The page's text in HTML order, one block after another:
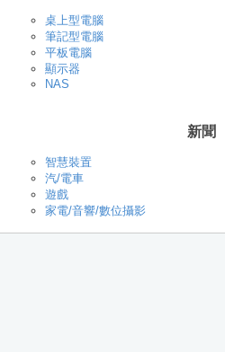
桌上型電腦
筆記型電腦
平板電腦
顯示器
NAS
新聞
智慧裝置
汽/電車
遊戲
家電/音響/數位攝影